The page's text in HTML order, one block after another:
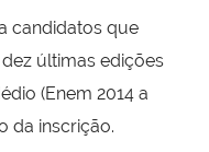
candidatos que
últimas edições
(Enem 2014 a
da inscrição.